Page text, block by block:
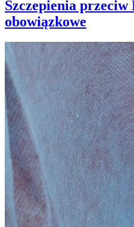
Szczepienia przeciw
obowiązkowe